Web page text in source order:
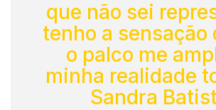
que não sei
tenho a sensação
o palco me
minha realidade
Sandra